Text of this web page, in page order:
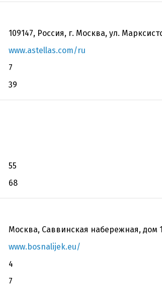
109147, Россия, г. Москва, ул.
www.astellas.com/ru
7
39
55
68
Москва, Саввинская набережная, дом
www.bosnalijek.eu/
4
7